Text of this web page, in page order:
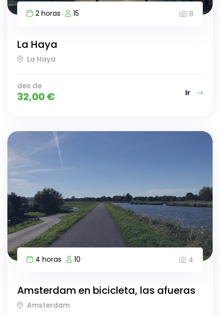
2 horas 15 8
La Haya
La Haya
des de
32,00€ Ir
4 horas 10 4
Amsterdam en bicicleta, las afueras
Amsterdam